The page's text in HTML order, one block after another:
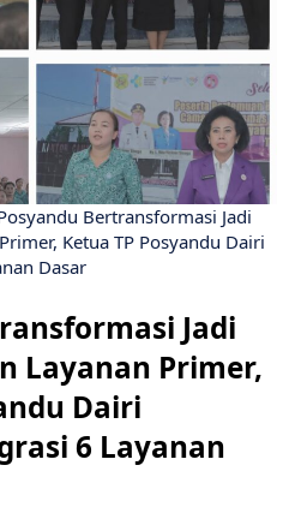
Bertransformasi Jadi
Ketua TP Posyandu Dairi
Dasar
Jadi
Layanan Primer,
Dairi
6 Layanan